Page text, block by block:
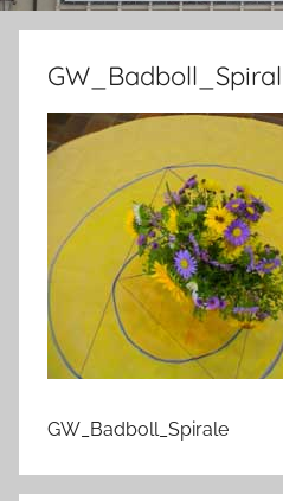
GW_Badboll_Spirale